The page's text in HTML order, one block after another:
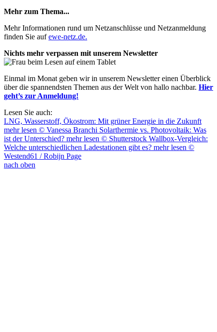
Mehr zum Thema...
Mehr Informationen rund um Netzanschlüsse und Netzanmeldung
finden Sie aufewe-netz.de.
Nichts mehr verpassen mit unserem Newsletter
Einmal im Monat geben wir in unserem Newsletter einen Überblick
über die spannendsten Themen aus der Welt von hallo nachbar. Hier
geht’s zur Anmeldung!
Lesen Sie auch:
LNG, Wasserstoff, Ökostrom: Mit grüner Energie in die Zukunft
mehr lesen © Vanessa Branchi Solarthermie vs. Photovoltaik: Was
ist der Unterschied? mehr lesen © Shutterstock Wallbox-Vergleich:
Welche unterschiedlichen Ladestationen gibt es? mehr lesen ©
Westend61 / Robijn Page
nach oben